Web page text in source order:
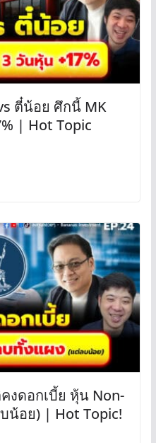
ตี๋น้อย ศึกนี้ MK
| Hot Topic
งดอกเบี้ย หุ้น Non-
น้อย) | Hot Topic!